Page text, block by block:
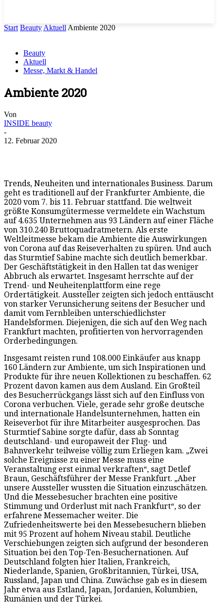
Start Beauty Aktuell Ambiente 2020
Beauty
Aktuell
Messe, Markt & Handel
Ambiente 2020
Von
INSIDE beauty
-
12. Februar 2020
Trends, Neuheiten und internationales Business. Darum
geht es traditionell auf der Frankfurter Ambiente, die
2020 vom 7. bis 11. Februar stattfand. Die weltweit
größte Konsumgütermesse vermeldete ein Wachstum
auf 4.635 Unternehmen aus 93 Ländern auf einer Fläche
von 310.240 Bruttoquadratmetern. Als erste
Weltleitmesse bekam die Ambiente die Auswirkungen
von Corona auf das Reiseverhalten zu spüren. Und auch
das Sturmtief Sabine machte sich deutlich bemerkbar.
Der Geschäftstätigkeit in den Hallen tat das weniger
Abbruch als erwartet. Insgesamt herrschte auf der
Trend- und Neuheitenplattform eine rege
Ordertätigkeit. Aussteller zeigten sich jedoch enttäuscht
von starker Verunsicherung seitens der Besucher und
damit vom Fernbleiben unterschiedlichster
Handelsformen. Diejenigen, die sich auf den Weg nach
Frankfurt machten, profitierten von hervorragenden
Orderbedingungen.
Insgesamt reisten rund 108.000 Einkäufer aus knapp
160 Ländern zur Ambiente, um sich Inspirationen und
Produkte für ihre neuen Kollektionen zu beschaffen. 62
Prozent davon kamen aus dem Ausland. Ein Großteil
des Besucherrückgangs lässt sich auf den Einfluss von
Corona verbuchen. Viele, gerade sehr große deutsche
und internationale Handelsunternehmen, hatten ein
Reiseverbot für ihre Mitarbeiter ausgesprochen. Das
Sturmtief Sabine sorgte dafür, dass ab Sonntag
deutschland- und europaweit der Flug- und
Bahnverkehr teilweise völlig zum Erliegen kam. „Zwei
solche Ereignisse zu einer Messe muss eine
Veranstaltung erst einmal verkraften“, sagt Detlef
Braun, Geschäftsführer der Messe Frankfurt. „Aber
unsere Aussteller wussten die Situation einzuschätzen.
Und die Messebesucher brachten eine positive
Stimmung und Orderlust mit nach Frankfurt“, so der
erfahrene Messemacher weiter. Die
Zufriedenheitswerte bei den Messebesuchern blieben
mit 95 Prozent auf hohem Niveau stabil. Deutliche
Verschiebungen zeigten sich aufgrund der besonderen
Situation bei den Top-Ten-Besuchernationen. Auf
Deutschland folgten hier Italien, Frankreich,
Niederlande, Spanien, Großbritannien, Türkei, USA,
Russland, Japan und China. Zuwächse gab es in diesem
Jahr etwa aus Estland, Japan, Jordanien, Kolumbien,
Rumänien und der Türkei.